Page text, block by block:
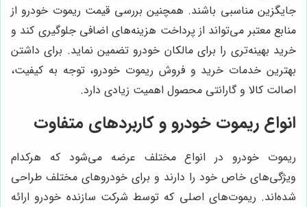
جایگزین مناسبی باشند. همچنین بررسی قیمت ریموت خودرو از
منابع معتبر می‌تواند از پرداخت هزینه‌های اضافی جلوگیری کند و
خرید بهینه‌تری را برای مالکان خودرو تضمین نماید. برای داشتن
بهترین خدمات خرید و فروش ریموت خودرو، توجه به کیفیت،
اصالت کالا و گارانتی محصول اهمیت زیادی دارد.
انواع ریموت خودرو و کاربردهای متفاوت
ریموت خودرو در انواع مختلف عرضه می‌شود که هرکدام
ویژگی‌های خاص خود را دارند و برای خودروهای مختلف طراحی
شده‌اند. ریموت‌های اصلی که توسط شرکت سازنده خودرو ارائه